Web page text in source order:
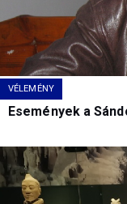
VÉLEMÉNY
Események a